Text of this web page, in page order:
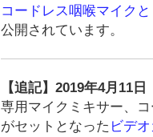
コードレス咽喉マイク
公開されています。
【追記】2019年4月11日
専用マイクミキサー、
がセットとなった ビデ